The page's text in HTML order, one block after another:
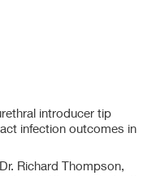
introducer tip
infection outcomes in
Richard Thompson,